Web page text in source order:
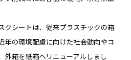
クシートは、従来プラスチックの箱
年の環境配慮に向けた社会動向やコ
外箱を紙箱へリニューアルしまし